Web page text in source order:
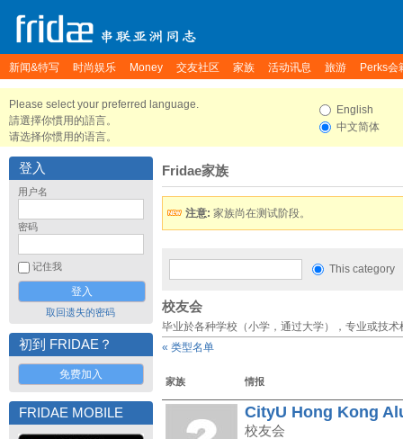
新闻&特写 时尚娱乐 Money 交友社区 家族 活动讯息 旅游 Perks会
Please select your preferred language.
請選擇你慣用的語言。
请选择你惯用的语言。
English
中文简体
登入
用户名
密码
记住我
取回遗失的密码
初到 FRIDAE？
免费加入
FRIDAE MOBILE
Fridae家族
注意: 家族尚在测试阶段。
This category
校友会
毕业於各种学校（小学，通过大学），专业或技
« 类型名单
家族 情报
CityU Hong Kong
校友会